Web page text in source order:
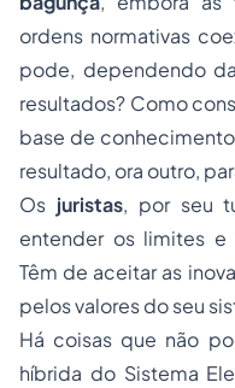
ordens normativas
pode, dependendo
resultados? Como
base de
resultado, ora outro,
Os juristas, por seu
entender os limites
Têm de aceitar as
pelos valores do seu
Há coisas que não
híbrida do Sistema